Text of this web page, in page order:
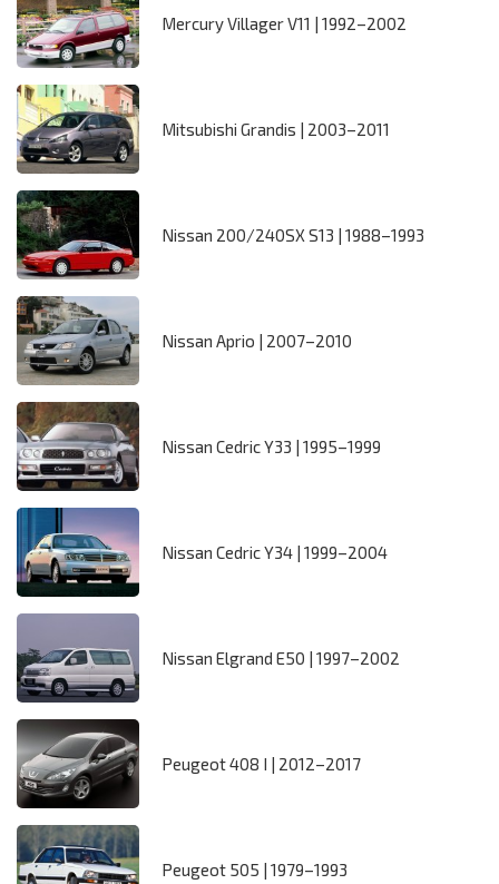
Mercury Villager V11 | 1992–2002
Mitsubishi Grandis | 2003–2011
Nissan 200/240SX S13 | 1988–1993
Nissan Aprio | 2007–2010
Nissan Cedric Y33 | 1995–1999
Nissan Cedric Y34 | 1999–2004
Nissan Elgrand E50 | 1997–2002
Peugeot 408 I | 2012–2017
Peugeot 505 | 1979–1993